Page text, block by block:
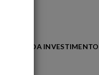
ORO DA INVESTIMENTO